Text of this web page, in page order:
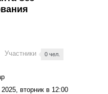
Участники 0 чел.
вторник в 12:00